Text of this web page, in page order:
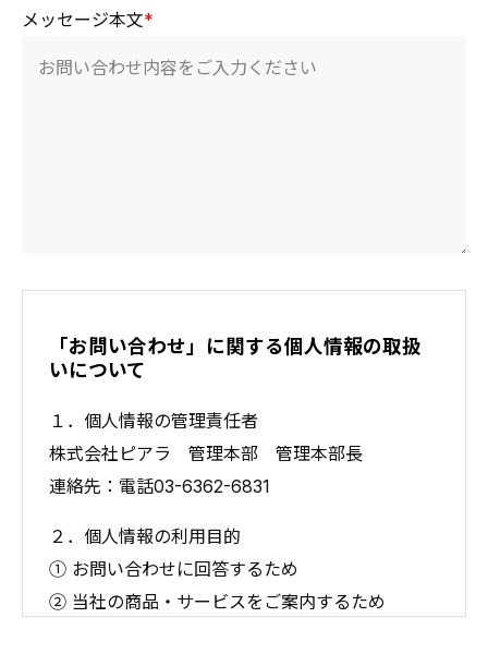
メッセージ本文*
「お問い合わせ」に関する個人情報の取扱
いについて
１．個人情報の管理責任者
株式会社ピアラ 管理本部 管理本部長
連絡先：電話03-6362-6831
２．個人情報の利用目的
① お問い合わせに回答するため
② 当社の商品・サービスをご案内するため